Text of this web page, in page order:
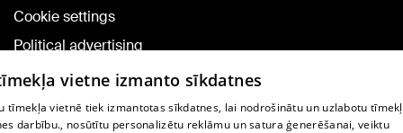
Cookie settings
Political advertising
Cookie policy
Commenting terms
vietne izmanto sīkdatnes
tīmekļa vietnē tiek izmantotas sīkdatnes, lai nodrošinātu un uzlabotu
darbību., nosūtītu personalizētu reklāmu un satura ģenerēšanai, veiktu